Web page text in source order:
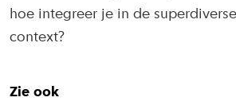
hoe integreer je in de
context?
Zie ook